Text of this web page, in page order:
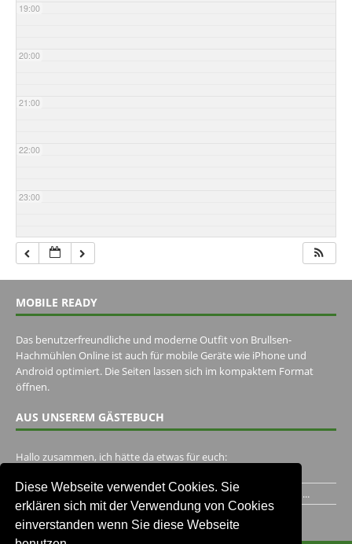
Diese Webseite verwendet Cookies. Sie
erklären sich mit der Verwendung von Cookies
einverstanden wenn Sie diese Webseite
19:00
20:00
21:00
22:00
23:00
MOBILE READY
Das benutzerfreundliche und moderne Outfit von Brullsen-
Hachmühlen Online ist auch für mobile Geräte wie iPhone und
Android optimiert. Die Seiten lassen sich im kompaktem Format
öffnen.
AUS UNSEREM GÄSTEBUCH
Hallo zusammen, ich hätte da etwas für euch:
Ich habe ein Jahr im Gasthaus Hugo Pape verbracht..Habe ihn...
Unser Gästebuch besuchen